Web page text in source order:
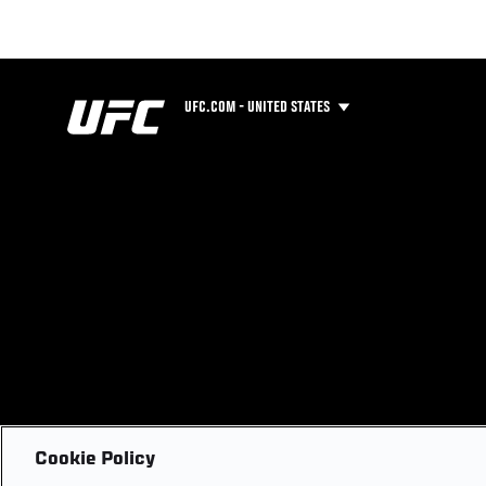
UFC.COM - UNITED STATES
Cookie Policy